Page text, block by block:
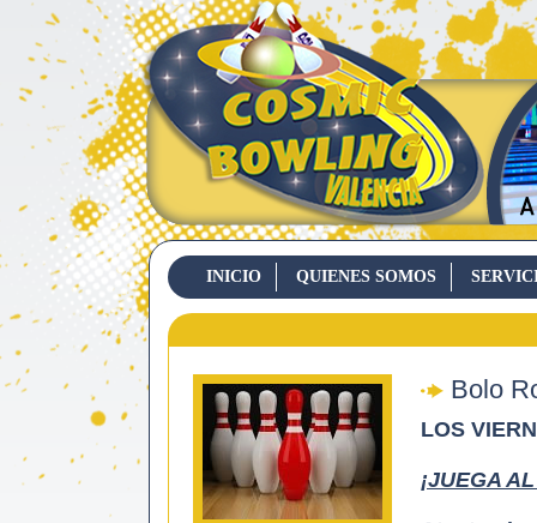
INICIO QUIENES SOMOS
CONTACTO
Bolo
LOS
¡JUEGA